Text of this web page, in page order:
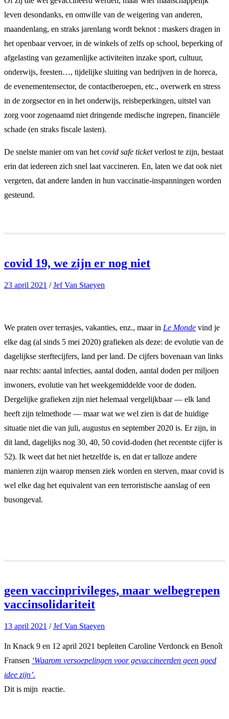
leven desondanks, en omwille van de weigering van anderen,
maandenlang, en straks jarenlang wordt beknot : maskers dragen in
het openbaar vervoer, in de winkels of zelfs op school, beperking of
afgelasting van gezamenlijke activiteiten inzake sport, cultuur,
onderwijs, feesten…, tijdelijke sluiting van bedrijven in de horeca,
de evenementensector, de contactberoepen, etc., overwerk en stress
in de zorgsector en in het onderwijs, reisbeperkingen, uitstel van
zorg voor zogenaamd niet dringende medische ingrepen, financiële
schade (en straks fiscale lasten).
De snelste manier om van het covid safe ticketverlost te zijn, bestaat
erin dat iedereen zich snel laat vaccineren. En, laten we dat ook niet
vergeten, dat andere landen in hun vaccinatie-inspanningen worden
gesteund.
covid 19, we zijn er nog niet
23 april 2021 /Jef Van Staeyen
We praten over terrasjes, vakanties, enz., maar in Le Monde vind je
elke dag (al sinds 5 mei 2020) grafieken als deze: de evolutie van de
dagelijkse sterftecijfers, land per land. De cijfers bovenaan van links
naar rechts: aantal infecties, aantal doden, aantal doden per miljoen
inwoners, evolutie van het weekgemiddelde voor de doden.
Dergelijke grafieken zijn niet helemaal vergelijkbaar — elk land
heeft zijn telmethode — maar wat we wel zien is dat de huidige
situatie niet die van juli, augustus en september 2020 is. Er zijn, in
dit land, dagelijks nog 30, 40, 50 covid-doden (het recentste cijfer is
52). Ik weet dat het niet hetzelfde is, en dat er talloze andere
manieren zijn waarop mensen ziek worden en sterven, maar covid is
wel elke dag het equivalent van een terroristische aanslag of een
busongeval.
geen vaccinprivileges, maar welbegrepen
vaccinsolidariteit
13 april 2021 /Jef Van Staeyen
In Knack 9 en 12 april 2021 bepleiten Caroline Verdonck en Benoît
Fransen ‘Waarom versoepelingen voor gevaccineerden geen goed
idee zijn’.
Dit is mijn reactie.